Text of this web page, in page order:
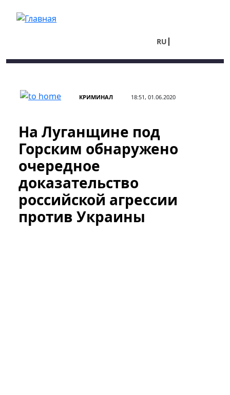
RU
КРИМИНАЛ 18:51, 01.06.2020
На Луганщине под
Горским обнаружено
очередное
доказательство
российской агрессии
против Украины